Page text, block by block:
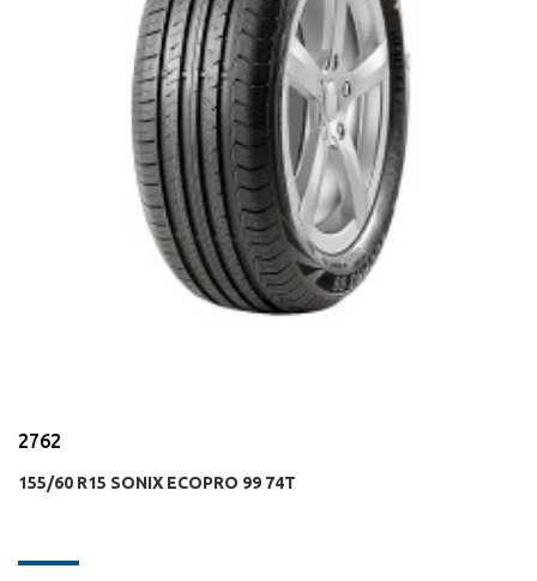
2762
155/60 R15 SONIX ECOPRO 99 74T